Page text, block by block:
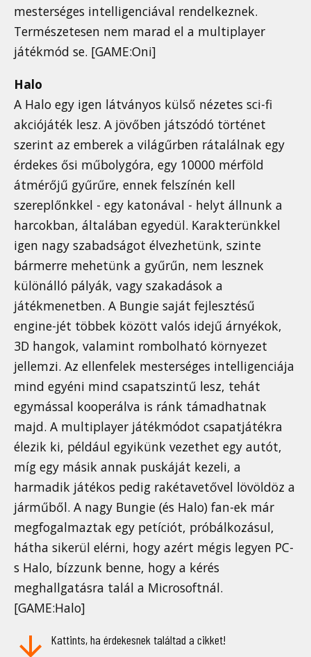
mesterséges intelligenciával rendelkeznek.
Természetesen nem marad el a multiplayer
játékmód se. [GAME:Oni]
Halo
A Halo egy igen látványos külső nézetes sci-fi
akciójáték lesz. A jövőben játszódó történet
szerint az emberek a világűrben rátalálnak egy
érdekes ősi műbolygóra, egy 10000 mérföld
átmérőjű gyűrűre, ennek felszínén kell
szereplőnkkel - egy katonával - helyt állnunk a
harcokban, általában egyedül. Karakterünkkel
igen nagy szabadságot élvezhetünk, szinte
bármerre mehetünk a gyűrűn, nem lesznek
különálló pályák, vagy szakadások a
játékmenetben. A Bungie saját fejlesztésű
engine-jét többek között valós idejű árnyékok,
3D hangok, valamint rombolható környezet
jellemzi. Az ellenfelek mesterséges intelligenciája
mind egyéni mind csapatszintű lesz, tehát
egymással kooperálva is ránk támadhatnak
majd. A multiplayer játékmódot csapatjátékra
élezik ki, például egyikünk vezethet egy autót,
míg egy másik annak puskáját kezeli, a
harmadik játékos pedig rakétavetővel lövöldöz a
járműből. A nagy Bungie (és Halo) fan-ek már
megfogalmaztak egy petíciót, próbálkozásul,
hátha sikerül elérni, hogy azért mégis legyen PC-
s Halo, bízzunk benne, hogy a kérés
meghallgatásra talál a Microsoftnál.
[GAME:Halo]
Kattints, ha érdekesnek találtad a cikket!